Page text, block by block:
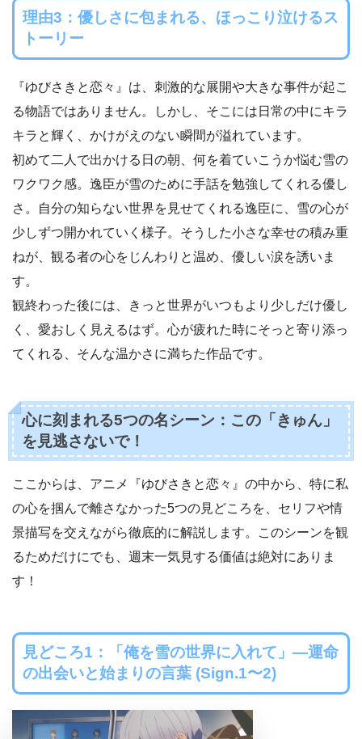
理由3：優しさに包まれる、ほっこり泣けるス
トーリー
『ゆびさきと恋々』は、刺激的な展開や大きな事件が起こ
る物語ではありません。しかし、そこには日常の中にキラ
キラと輝く、かけがえのない瞬間が溢れています。
初めて二人で出かける日の朝、何を着ていこうか悩む雪の
ワクワク感。逸臣が雪のために手話を勉強してくれる優し
さ。自分の知らない世界を見せてくれる逸臣に、雪の心が
少しずつ開かれていく様子。そうした小さな幸せの積み重
ねが、観る者の心をじんわりと温め、優しい涙を誘いま
す。
観終わった後には、きっと世界がいつもより少しだけ優し
く、愛おしく見えるはず。心が疲れた時にそっと寄り添っ
てくれる、そんな温かさに満ちた作品です。
心に刻まれる5つの名シーン：この「きゅん」
を見逃さないで！
ここからは、アニメ『ゆびさきと恋々』の中から、特に私
の心を掴んで離さなかった5つの見どころを、セリフや情
景描写を交えながら徹底的に解説します。このシーンを観
るためだけにでも、週末一気見する価値は絶対にありま
す！
見どころ1：「俺を雪の世界に入れて」―運命
の出会いと始まりの言葉 (Sign.1〜2)